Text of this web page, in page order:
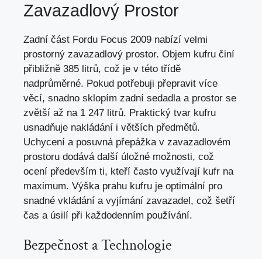
Zavazadlový Prostor
Zadní část Fordu Focus 2009 nabízí velmi
prostorný zavazadlový prostor. Objem kufru činí
přibližně 385 litrů, což je v této třídě
nadprůměrné. Pokud potřebuji přepravit více
věcí, snadno sklopím zadní sedadla a prostor se
zvětší až na 1 247 litrů. Praktický tvar kufru
usnadňuje nakládání i větších předmětů.
Uchycení a posuvná přepážka v zavazadlovém
prostoru dodává další úložné možnosti, což
ocení především ti, kteří často využívají kufr na
maximum. Výška prahu kufru je optimální pro
snadné vkládání a vyjímání zavazadel, což šetří
čas a úsilí při každodenním používání.
Bezpečnost a Technologie